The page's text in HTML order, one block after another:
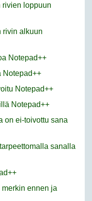
rivien loppuun
rivin alkuun
Notepad++
Notepad++
Notepad++
Notepad++
on ei-toivottu sana
sanalla
ennen ja